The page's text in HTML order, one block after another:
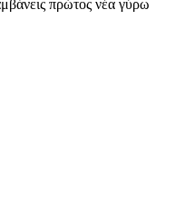
πρώτος νέα γύρω